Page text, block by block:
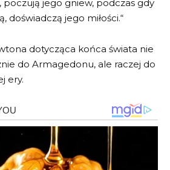
jego gniew, podczas gdy
doświadczą jego miłości.“
dotycząca końca świata nie
do Armagedonu, ale raczej do
ery.